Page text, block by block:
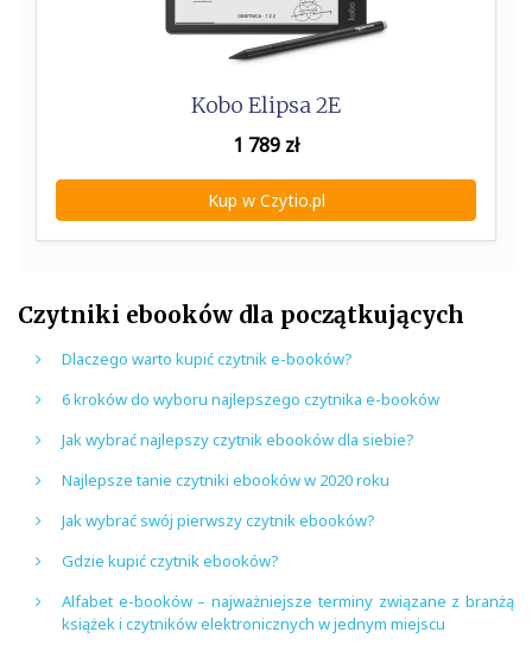
Kobo Elipsa 2E
1 789 zł
Kup w Czytio.pl
Czytniki ebooków dla początkujących
Dlaczego warto kupić czytnik e-booków?
6 kroków do wyboru najlepszego czytnika e-booków
Jak wybrać najlepszy czytnik ebooków dla siebie?
Najlepsze tanie czytniki ebooków w 2020 roku
Jak wybrać swój pierwszy czytnik ebooków?
Gdzie kupić czytnik ebooków?
Alfabet e-booków – najważniejsze terminy związane z branżą
książek i czytników elektronicznych w jednym miejscu